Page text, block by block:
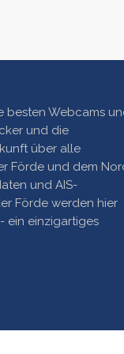
besten Webcams
und die
über alle
Förde und dem
und AIS-
Förde werden hier
ein einzigartiges